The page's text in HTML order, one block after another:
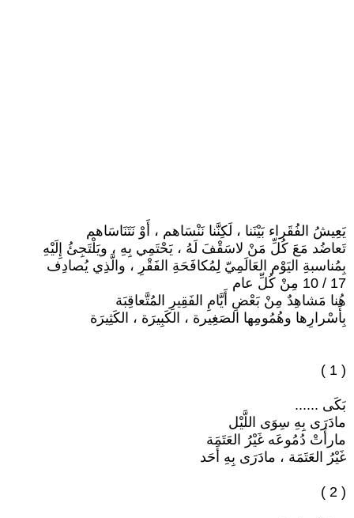
يَعِيشُ الفُقَراء بَيْنَنا ، لَكِنَّنا نَنْسَاهم ، أَوْ نَتَنَاسَاهم
تَعاضُد مَعَ كُلِّ مَنْ لاسَقْفَ لَهُ ، يَحْتَمِي بِهِ ، ويَلْتَجِئُ إِلَيْهِ
بِمُناسبةِ اليَوْم العَالَمِيّ لِمُكافَحَةِ الفَقْرِ ، والَّذِي يُصادِف
17 / 10 مِنْ كُلِّ عام
هُنا مَشاهِدٌ مِنْ بَعْضِ أَيَّامِ الفَقِيرِ المُتَّعاقِبَة
بِأَسْرارِها وهُمُومِها الصَغِيرة ، الكَبِيرَة ، الكَثِيرَة
( 1 )
بَكَى ......
مادَرَى بِهِ سِوَى اللَّيْل
مارأَتْ دُمُوعَه غَيْرُ العَتَمَة
غَيْرُ العَتَمَة ، مادَرَى بِهِ أَحَد
( 2 )